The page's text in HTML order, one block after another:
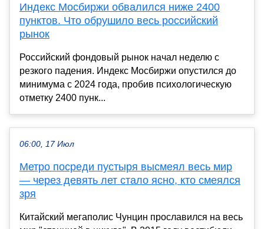
Индекс Мосбиржи обвалился ниже 2400
пунктов. Что обрушило весь российский
рынок
Российский фондовый рынок начал неделю с
резкого падения. Индекс Мосбиржи опустился до
минимума с 2024 года, пробив психологическую
отметку 2400 пунк...
06:00, 17 Июл
Метро посреди пустыря высмеял весь мир
— через девять лет стало ясно, кто смеялся
зря
Китайский мегаполис Чунцин прославился на весь